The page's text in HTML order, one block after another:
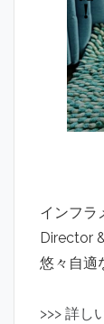
インフラ
Director
悠々自適
>>> 詳し